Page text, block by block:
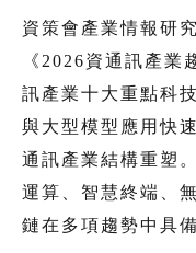
資策會產業情報研
《2026資通訊產業
訊產業十大重點科
與大型模型應用快
通訊產業結構重塑
運算、智慧終端、
鏈在多項趨勢中具